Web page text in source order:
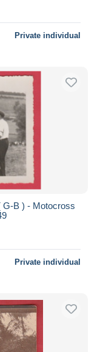
Private individual
G-B ) - Motocross
Private individual